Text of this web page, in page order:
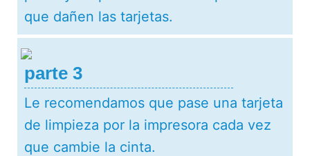
que dañen las tarjetas.
parte 3
Le recomendamos que pase una tarjeta
de limpieza por la impresora cada vez
que cambie la cinta.